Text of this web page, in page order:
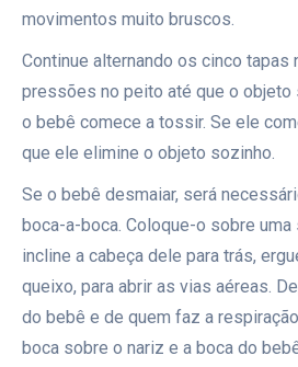
movimentos muito bruscos.
Continue alternando os cinco tapas
pressões no peito até que o objeto
o bebê comece a tossir. Se ele
que ele elimine o objeto sozinho.
Se o bebê desmaiar, será
boca-a-boca. Coloque-o sobre
incline a cabeça dele para trás,
queixo, para abrir as vias aéreas.
do bebê e de quem faz a
boca sobre o nariz e a boca do